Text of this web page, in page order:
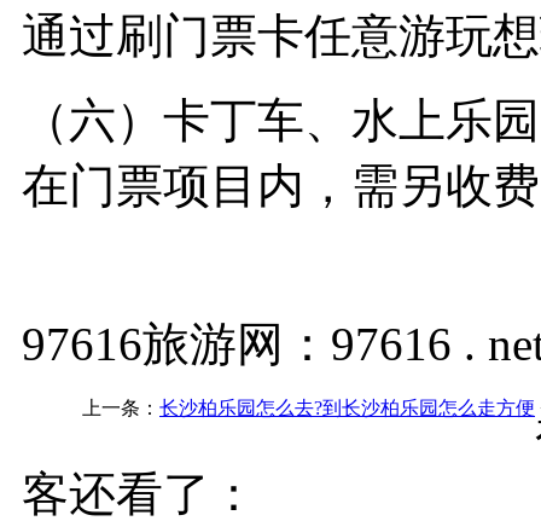
通过刷门票卡任意游玩
（六）卡丁车、水上乐
在门票项目内，需另收
97616旅游网：97616 .
上一条： 长沙柏乐园怎么去?到长沙柏乐园怎么走方便
客还看了：